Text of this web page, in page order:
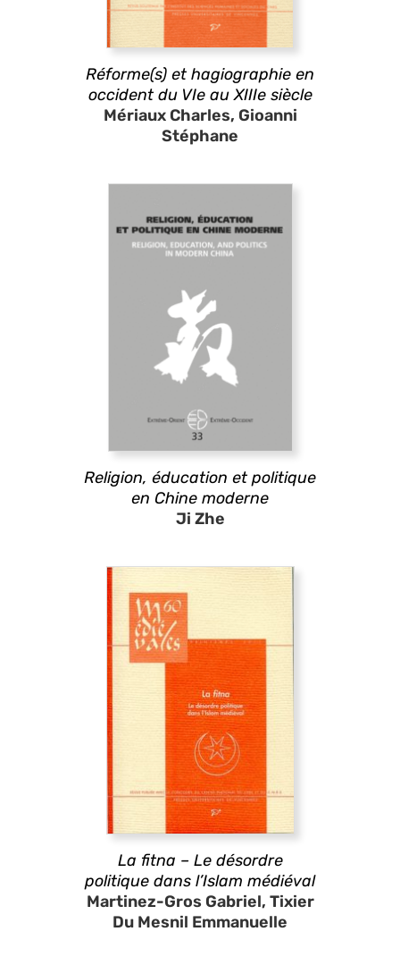
Réforme(s) et hagiographie en
occident du VIe au XIIIe siècle
Mériaux Charles, Gioanni
Stéphane
Religion, éducation et politique
en Chine moderne
Ji Zhe
La fitna – Le désordre
politique dans l’Islam médiéval
Martinez-Gros Gabriel, Tixier
Du Mesnil Emmanuelle